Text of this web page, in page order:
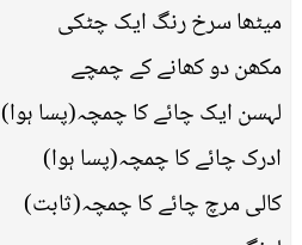
میٹھا سرخ رنگ ایک چٹکی
مکھن دو کھانے کے چمچے
لہسن ایک چائے کا چمچہ(پسا ہوا)
ادرک چائے کا چمچہ(پسا ہوا)
کالی مرچ چائے کا چمچہ(ثابت)